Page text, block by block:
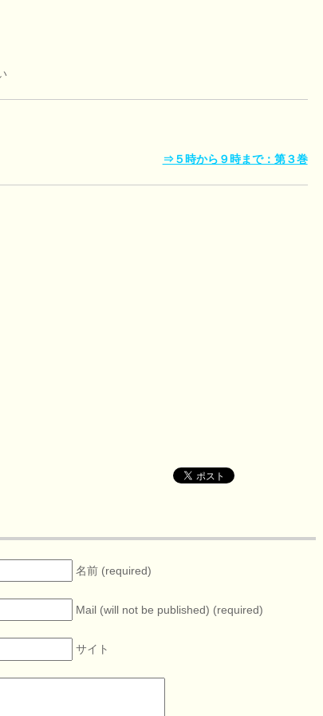
⇒５時から９時まで：第３巻
名前 (required)
Mail (will not be published) (required)
サイト